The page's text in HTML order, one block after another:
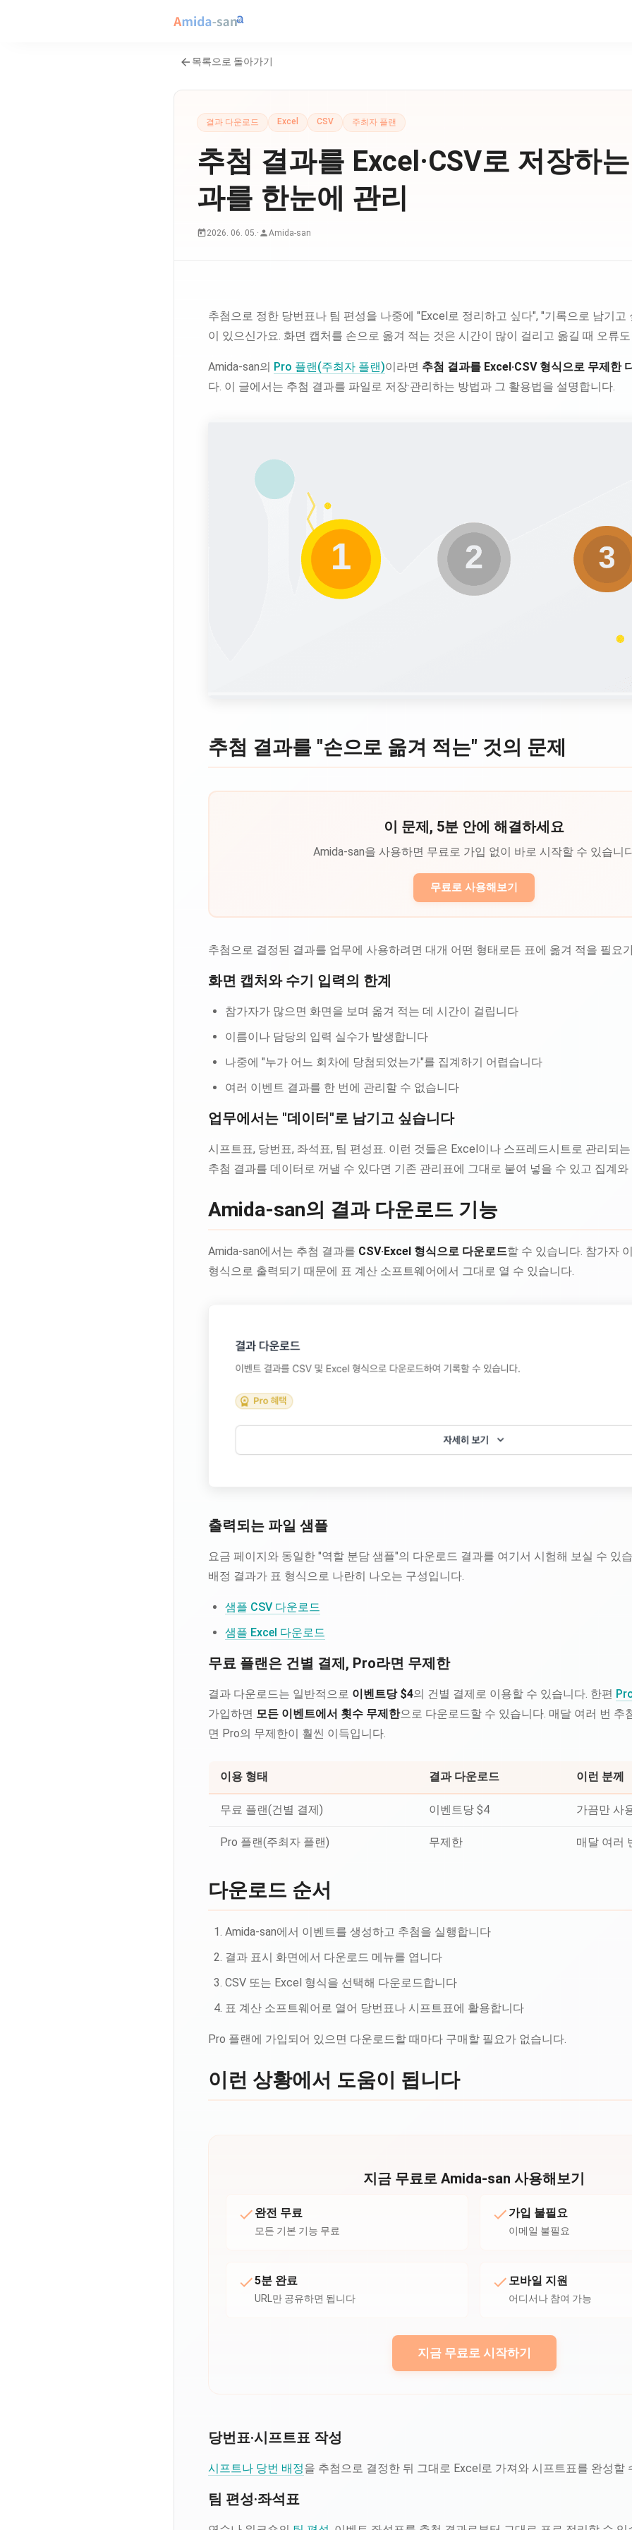
목록으로 돌아가기
결과 다운로드 Excel CSV 주최자 플랜
추첨 결과를 Excel·CSV로 저장하
과를 한눈에 관리
2026. 06. 05.· Amida-san
추첨으로 정한 당번표나 팀 편성을 나중에 "Excel로 정리하고 싶다", "기록으로 남기고
이 있으신가요. 화면 캡처를 손으로 옮겨 적는 것은 시간이 많이 걸리고 옮길 때 오류
Amida-san의 Pro 플랜(주최자 플랜)이라면 추첨 결과를 Excel·CSV 형식으로 무제한
다. 이 글에서는 추첨 결과를 파일로 저장·관리하는 방법과 그 활용법을 설명합니다.
추첨 결과를 "손으로 옮겨 적는" 것의 문제
이 문제, 5분 안에 해결하세요
Amida-san을 사용하면 무료로 가입 없이 바로 시작할 수 있습니
무료로 사용해보기
추첨으로 결정된 결과를 업무에 사용하려면 대개 어떤 형태로든 표에 옮겨 적을 필요
화면 캡처와 수기 입력의 한계
참가자가 많으면 화면을 보며 옮겨 적는 데 시간이 걸립니다
이름이나 담당의 입력 실수가 발생합니다
나중에 "누가 어느 회차에 당첨되었는가"를 집계하기 어렵습니다
여러 이벤트 결과를 한 번에 관리할 수 없습니다
업무에서는 "데이터"로 남기고 싶습니다
시프트표, 당번표, 좌석표, 팀 편성표. 이런 것들은 Excel이나 스프레드시트로 관리되
추첨 결과를 데이터로 꺼낼 수 있다면 기존 관리표에 그대로 붙여 넣을 수 있고 집계
Amida-san의 결과 다운로드 기능
Amida-san에서는 추첨 결과를 CSV·Excel 형식으로 다운로드할 수 있습니다. 참가자
형식으로 출력되기 때문에 표 계산 소프트웨어에서 그대로 열 수 있습니다.
출력되는 파일 샘플
요금 페이지와 동일한 "역할 분담 샘플"의 다운로드 결과를 여기서 시험해 보실 수 있
배정 결과가 표 형식으로 나란히 나오는 구성입니다.
샘플 CSV 다운로드
샘플 Excel 다운로드
무료 플랜은 건별 결제, Pro라면 무제한
결과 다운로드는 일반적으로 이벤트당 $4의 건별 결제로 이용할 수 있습니다. 한편
가입하면 모든 이벤트에서 횟수 무제한으로 다운로드할 수 있습니다. 매달 여러 번 추
면 Pro의 무제한이 훨씬 이득입니다.
이용 형태 결과 다운로드 이런 분께
무료 플랜(건별 결제) 이벤트당 $4 가끔만 사
Pro 플랜(주최자 플랜) 무제한 매달 여러
다운로드 순서
Amida-san에서 이벤트를 생성하고 추첨을 실행합니다
결과 표시 화면에서 다운로드 메뉴를 엽니다
CSV 또는 Excel 형식을 선택해 다운로드합니다
표 계산 소프트웨어로 열어 당번표나 시프트표에 활용합니다
Pro 플랜에 가입되어 있으면 다운로드할 때마다 구매할 필요가 없습니다.
이런 상황에서 도움이 됩니다
지금 무료로 Amida-san 사용해보기
완전 무료
모든 기본 기능 무료
가입 불필요
이메일 불필요
5분 완료
URL만 공유하면 됩니다
모바일 지원
어디서나 참여 가능
지금 무료로 시작하기
당번표·시프트표 작성
시프트나 당번 배정을 추첨으로 결정한 뒤 그대로 Excel로 가져와 시프트표를 완성할
팀 편성·좌석표